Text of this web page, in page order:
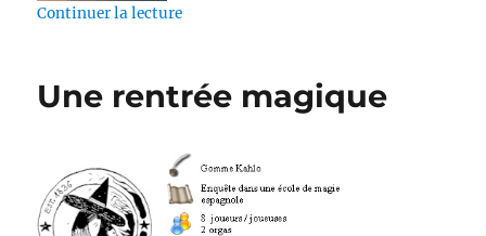
Continuer la lecturede « Meurtre à l’Assemblée »
Une rentrée magique